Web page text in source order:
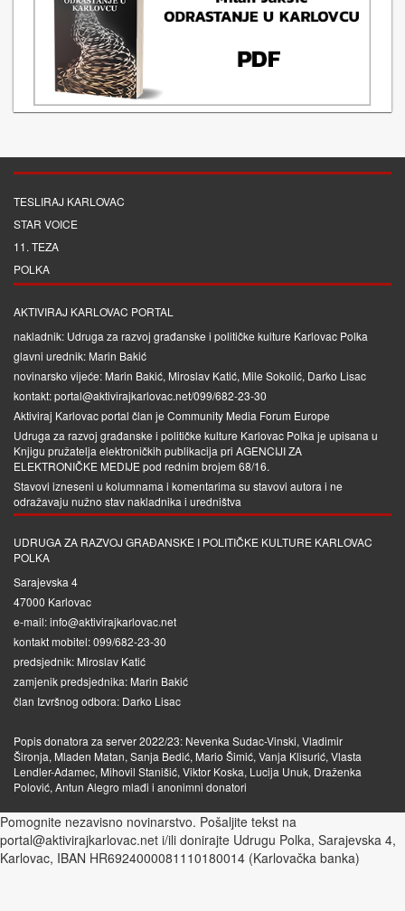
TESLIRAJ KARLOVAC
STAR VOICE
11. TEZA
POLKA
AKTIVIRAJ KARLOVAC PORTAL
nakladnik: Udruga za razvoj građanske i političke kulture Karlovac Polka
glavni urednik: Marin Bakić
novinarsko vijeće: Marin Bakić, Miroslav Katić, Mile Sokolić, Darko Lisac
kontakt: portal@aktivirajkarlovac.net/099/682-23-30
Aktiviraj Karlovac portal član je Community Media Forum Europe
Udruga za razvoj građanske i političke kulture Karlovac Polka je upisana u
Knjigu pružatelja elektroničkih publikacija pri AGENCIJI ZA
ELEKTRONIČKE MEDIJEpod rednim brojem 68/16.
Stavovi izneseni u kolumnama i komentarima su stavovi autora i ne
odražavaju nužno stav nakladnika i uredništva
UDRUGA ZA RAZVOJ GRAĐANSKE I POLITIČKE KULTURE KARLOVAC
POLKA
Sarajevska 4
47000 Karlovac
e-mail: info@aktivirajkarlovac.net
kontakt mobitel: 099/682-23-30
predsjednik: Miroslav Katić
zamjenik predsjednika: Marin Bakić
član Izvršnog odbora: Darko Lisac
Popis donatora za server 2022/23: Nevenka Sudac-Vinski, Vladimir
Šironja, Mladen Matan, Sanja Bedić, Mario Šimić, Vanja Klisurić, Vlasta
Lendler-Adamec, Mihovil Stanišić, Viktor Koska, Lucija Unuk, Draženka
Polović, Antun Alegro mlađi i anonimni donatori
Pomognite nezavisno novinarstvo. Pošaljite tekst na
portal@aktivirajkarlovac.net i/ili donirajte Udrugu Polka, Sarajevska 4,
Karlovac, IBAN HR6924000081110180014 (Karlovačka banka)